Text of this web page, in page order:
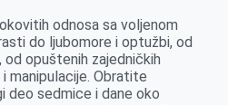
odnosa sa voljenom
do ljubomore i optužbi, od
od opuštenih zajedničkih
manipulacije. Obratite
deo sedmice i dane oko